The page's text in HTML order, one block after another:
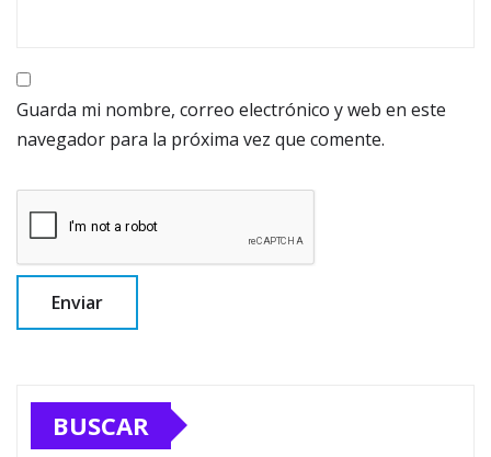
Guarda mi nombre, correo electrónico y web en este
navegador para la próxima vez que comente.
BUSCAR